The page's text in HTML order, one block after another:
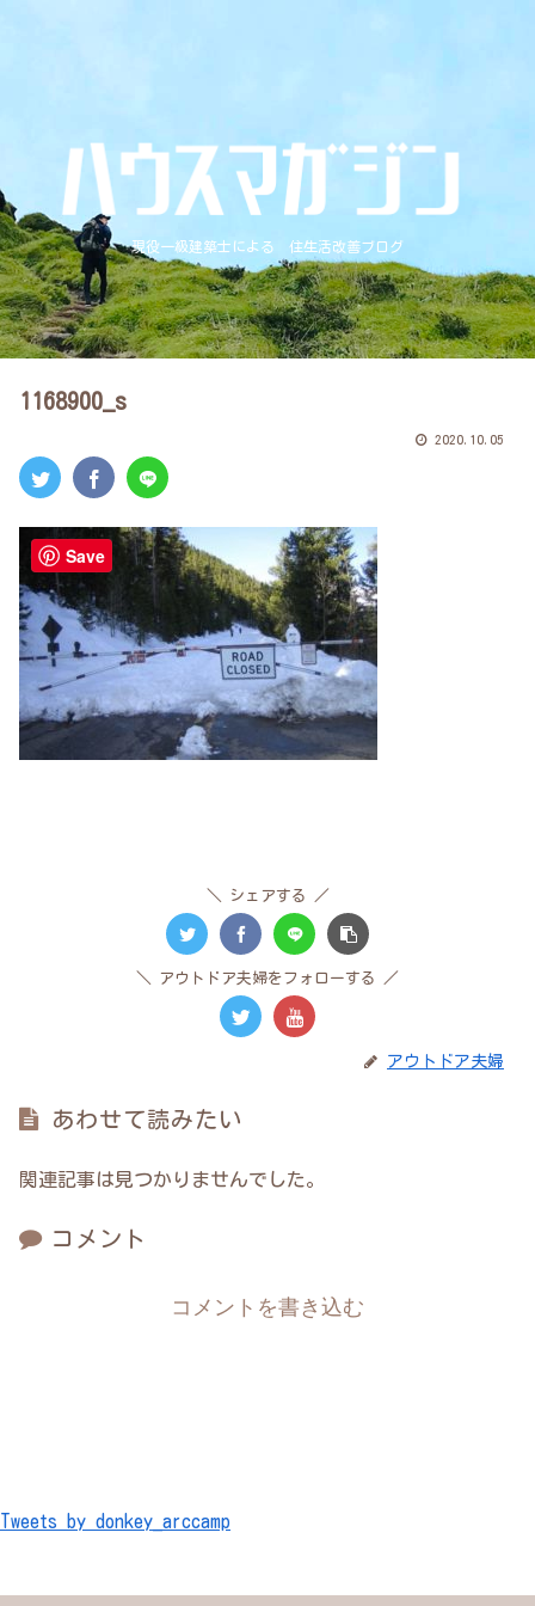
現役一級建築士による 住生活改善ブログ
1168900_s
2020.10.05
シェアする
アウトドア夫婦をフォローする
アウトドア夫婦
あわせて読みたい
関連記事は見つかりませんでした。
コメント
コメントを書き込む
Tweets by donkey_arccamp
Save